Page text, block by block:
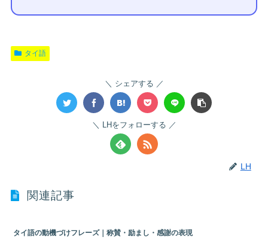
タイ語
シェアする
LHをフォローする
LH
関連記事
タイ語の動機づけフレーズ｜称賛・励まし・感謝の表現